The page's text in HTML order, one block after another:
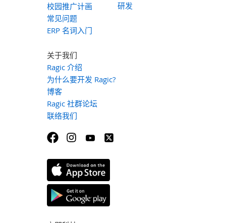
校园推广计画
常见问题
ERP 名词入门
研发
关于我们
Ragic 介绍
为什么要开发 Ragic?
博客
Ragic 社群论坛
联络我们